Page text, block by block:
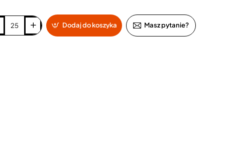
Dodaj do koszyka Masz pytanie?